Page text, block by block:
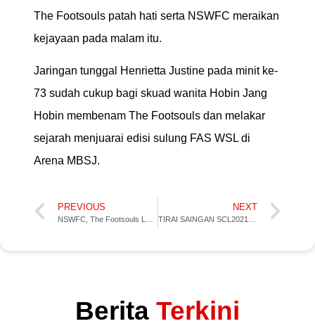
The Footsouls patah hati serta NSWFC meraikan
kejayaan pada malam itu.
Jaringan tunggal Henrietta Justine pada minit ke-
73 sudah cukup bagi skuad wanita Hobin Jang
Hobin membenam The Footsouls dan melakar
sejarah menjuarai edisi sulung FAS WSL di
Arena MBSJ.
PREVIOUS NEXT
Berita Terkini